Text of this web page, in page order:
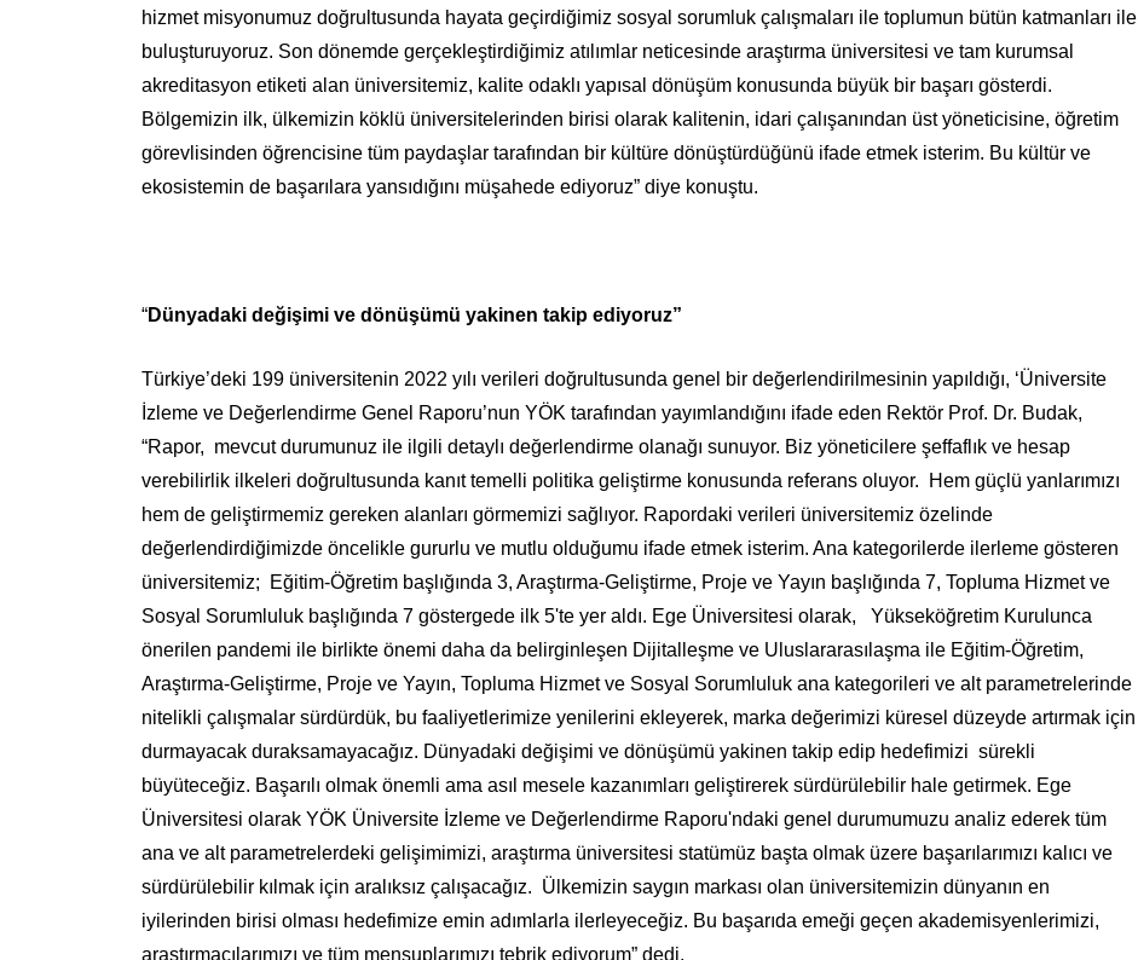
hizmet misyonumuz doğrultusunda hayata geçirdiğimiz sosyal sorumluk çalışmaları ile toplumun bütün katmanları ile
buluşturuyoruz. Son dönemde gerçekleştirdiğimiz atılımlar neticesinde araştırma üniversitesi ve tam kurumsal
akreditasyon etiketi alan üniversitemiz, kalite odaklı yapısal dönüşüm konusunda büyük bir başarı gösterdi.
Bölgemizin ilk, ülkemizin köklü üniversitelerinden birisi olarak kalitenin, idari çalışanından üst yöneticisine, öğretim
görevlisinden öğrencisine tüm paydaşlar tarafından bir kültüre dönüştürdüğünü ifade etmek isterim. Bu kültür ve
ekosistemin de başarılara yansıdığını müşahede ediyoruz” diye konuştu.
“Dünyadaki değişimi ve dönüşümü yakinen takip ediyoruz”
Türkiye’deki 199 üniversitenin 2022 yılı verileri doğrultusunda genel bir değerlendirilmesinin yapıldığı, ‘Üniversite
İzleme ve Değerlendirme Genel Raporu’nun YÖK tarafından yayımlandığını ifade eden Rektör Prof. Dr. Budak,
“Rapor, mevcut durumunuz ile ilgili detaylı değerlendirme olanağı sunuyor. Biz yöneticilere şeffaflık ve hesap
verebilirlik ilkeleri doğrultusunda kanıt temelli politika geliştirme konusunda referans oluyor. Hem güçlü yanlarımızı
hem de geliştirmemiz gereken alanları görmemizi sağlıyor. Rapordaki verileri üniversitemiz özelinde
değerlendirdiğimizde öncelikle gururlu ve mutlu olduğumu ifade etmek isterim. Ana kategorilerde ilerleme gösteren
üniversitemiz; Eğitim-Öğretim başlığında 3, Araştırma-Geliştirme, Proje ve Yayın başlığında 7, Topluma Hizmet ve
Sosyal Sorumluluk başlığında 7 göstergede ilk 5'te yer aldı. Ege Üniversitesi olarak, Yükseköğretim Kurulunca
önerilen pandemi ile birlikte önemi daha da belirginleşen Dijitalleşme ve Uluslararasılaşma ile Eğitim-Öğretim,
Araştırma-Geliştirme, Proje ve Yayın, Topluma Hizmet ve Sosyal Sorumluluk ana kategorileri ve alt parametrelerinde
nitelikli çalışmalar sürdürdük, bu faaliyetlerimize yenilerini ekleyerek, marka değerimizi küresel düzeyde artırmak için
durmayacak duraksamayacağız. Dünyadaki değişimi ve dönüşümü yakinen takip edip hedefimizi sürekli
büyüteceğiz. Başarılı olmak önemli ama asıl mesele kazanımları geliştirerek sürdürülebilir hale getirmek. Ege
Üniversitesi olarak YÖK Üniversite İzleme ve Değerlendirme Raporu'ndaki genel durumumuzu analiz ederek tüm
ana ve alt parametrelerdeki gelişimimizi, araştırma üniversitesi statümüz başta olmak üzere başarılarımızı kalıcı ve
sürdürülebilir kılmak için aralıksız çalışacağız. Ülkemizin saygın markası olan üniversitemizin dünyanın en
iyilerinden birisi olması hedefimize emin adımlarla ilerleyeceğiz. Bu başarıda emeği geçen akademisyenlerimizi,
araştırmacılarımızı ve tüm mensuplarımızı tebrik ediyorum” dedi.